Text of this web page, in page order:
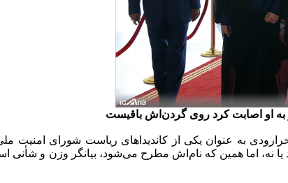
به او اصابت کرد روی گردن‌اش باقیست
به عنوان یکی از کاندیداهای ریاست شورای امنیت
نه، اما همین که نام‌اش مطرح می‌شود، بیانگر وزن و شأنی